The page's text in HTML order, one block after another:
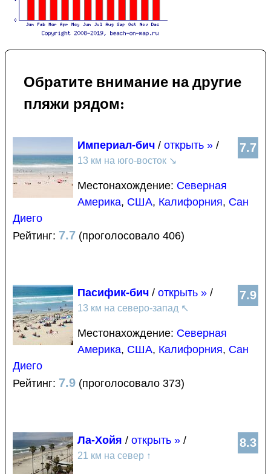
Обратите внимание на другие
пляжи рядом:
7.7
Империал-бич / открыть » /
13 км на юго-восток ↘
Местонахождение: Северная
Америка, США, Калифорния, Сан
Диего
Рейтинг: 7.7 (проголосовало 406)
7.9
Пасифик-бич / открыть » /
13 км на северо-запад ↖
Местонахождение: Северная
Америка, США, Калифорния, Сан
Диего
Рейтинг: 7.9 (проголосовало 373)
8.3
Ла-Хойя / открыть » /
21 км на север ↑